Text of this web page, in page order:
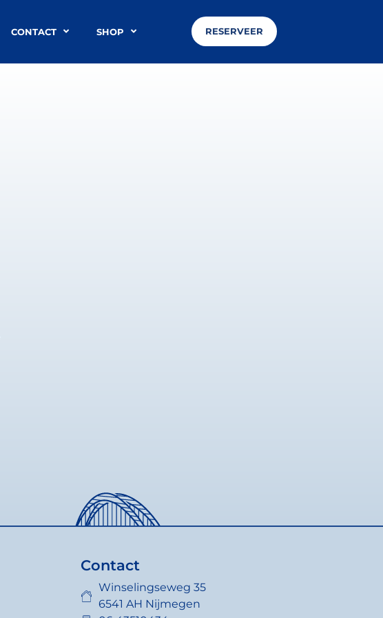
CONTACT SHOP RESERVEER
Contact
Winselingseweg 35
6541 AH Nijmegen